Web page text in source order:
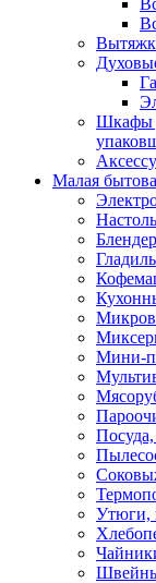
Шкафы
Малая
Мини-
Утюги,